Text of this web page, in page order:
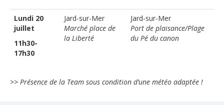
Lundi 20
juillet
11h30-
17h30
Jard-sur-Mer
Marché place de
la Liberté
Jard-sur-Mer
Port de plaisance/Plage
du Pé du canon
>> Présence de la Team sous condition d’une météo adaptée !